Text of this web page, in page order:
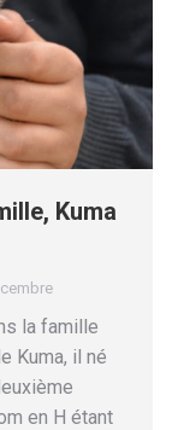
Kuma
la famille
Kuma, il né
en H étant